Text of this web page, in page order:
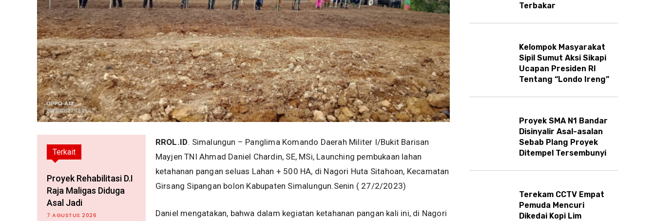
Terkait
Proyek Rehabilitasi D.I
Raja Maligas Diduga
Asal Jadi
7 AGUSTUS 2026
RROL.ID. Simalungun – Panglima Komando Daerah Militer I/Bukit Barisan
Mayjen TNI Ahmad Daniel Chardin, SE, MSi, Launching pembukaan lahan
ketahanan pangan seluas Lahan + 500 HA, di Nagori Huta Sitahoan, Kecamatan
Girsang Sipangan bolon Kabupaten Simalungun.Senin ( 27/2/2023)
Daniel mengatakan, bahwa dalam kegiatan ketahanan pangan kali ini, di Nagori
Terbakar
Kelompok Masyarakat
Sipil Sumut Aksi Sikapi
Ucapan Presiden RI
Tentang “Londo Ireng”
Proyek SMA N1 Bandar
Disinyalir Asal-asalan
Sebab Plang Proyek
Ditempel Tersembunyi
Terekam CCTV Empat
Pemuda Mencuri
Dikedai Kopi Lim